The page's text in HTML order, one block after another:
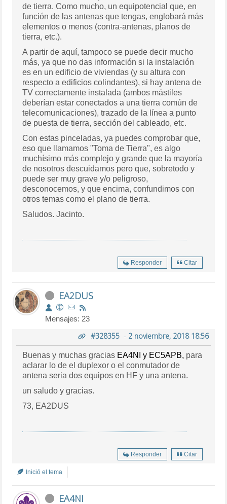
de tierra. Como mucho, un equipotencial que, en
función de las antenas que tengas, englobará más
elementos o menos (contra-antenas, planos de
tierra, etc.).
A partir de aquí, tampoco se puede decir mucho
más, ya que no das información si la instalación
es en un edificio de viviendas (y su altura con
respecto a edificios colindantes), si hay antena de
TV correctamente instalada (ambos mástiles
deberían estar conectados a una tierra común de
telecomunicaciones), trazado de la línea a punto
de puesta de tierra, sección del cableado, etc.
Con estas pinceladas, ya puedes comprobar que,
eso que llamamos "Toma de Tierra", es algo
muchísimo más complejo y grande que la mayoría
de nosotros descuidamos pero que, sobretodo y
puede ser muy grave y/o peligroso,
desconocemos, y que encima, confundimos con
otros temas como el plano de tierra.
Saludos. Jacinto.
Responder Citar
EA2DUS
Mensajes: 23
#328355- 2 noviembre, 2018 18:56
Buenas y muchas gracias EA4NI y EC5APB, para
aclarar lo de el duplexor o el conmutador de
antena seria dos equipos en HF y una antena.
un saludo y gracias.
73, EA2DUS
Responder Citar
Inició el tema
EA4NI